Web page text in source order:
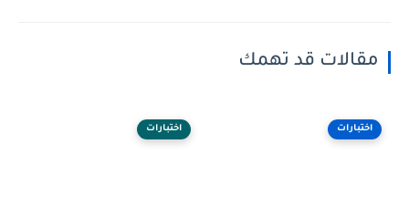
مقالات قد تهمك
اختبارات اختبارات